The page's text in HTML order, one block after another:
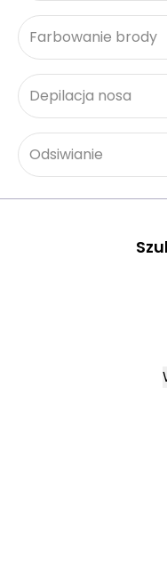
Farbowanie brody
Depilacja nosa
Odsiwianie